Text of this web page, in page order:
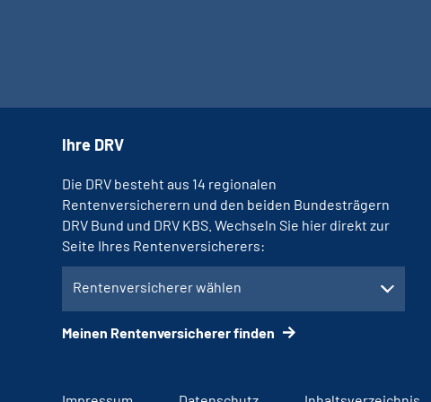
Ihre DRV
Die DRV besteht aus 14 regionalen
Rentenversicherern und den beiden Bundesträgern
DRV Bund und DRV KBS. Wechseln Sie hier direkt zur
Seite Ihres Rentenversicherers:
Rentenversicherer wählen
Meinen Rentenversicherer finden